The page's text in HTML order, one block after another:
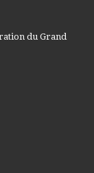
du Grand